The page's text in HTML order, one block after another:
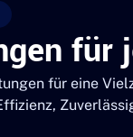
für
für eine